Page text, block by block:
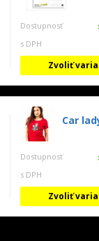
Dostupnosť
s DPH
Zvoliť
Car
Dostupnosť
s DPH
Zvoliť